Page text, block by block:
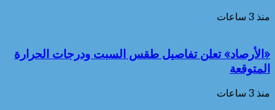
منذ 3 ساعات
«الأرصاد» تعلن تفاصيل طقس السبت ودرجات الحرارة
المتوقعة
منذ 3 ساعات